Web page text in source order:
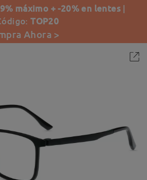
máximo + -20% en lentes |
TOP20
Ahora >